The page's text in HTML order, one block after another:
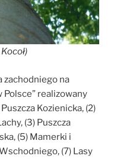
zachodniego na
realizowany
Kozienicka, (2)
(3) Puszcza
(5) Mamerki i
(7) Lasy